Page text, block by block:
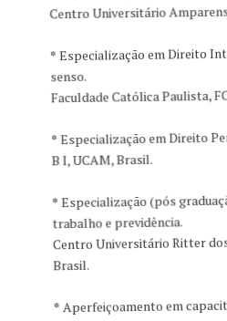
Centro Universitário
* Especialização em Direito
senso.
Faculdade Católica Paulista,
* Especialização em Direito
B I, UCAM, Brasil.
* Especialização (pós
trabalho e previdência.
Centro Universitário Ritter dos
Brasil.
*Aperfeiçoamento em